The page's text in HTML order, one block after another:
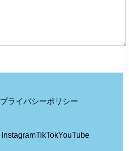
プライバシーポリシー
InstagramTikTokYouTube